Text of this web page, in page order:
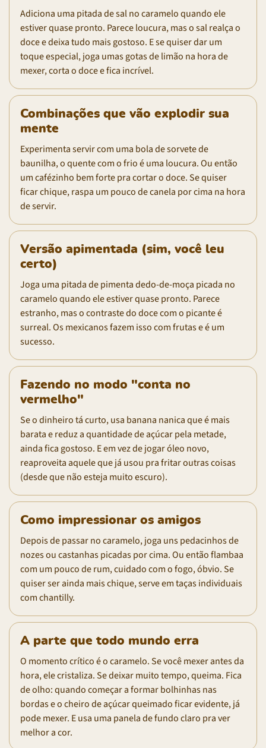
Adiciona uma pitada de sal no caramelo quando ele
estiver quase pronto. Parece loucura, mas o sal realça o
doce e deixa tudo mais gostoso. E se quiser dar um
toque especial, joga umas gotas de limão na hora de
mexer, corta o doce e fica incrível.
Combinações que vão explodir sua
mente
Experimenta servir com uma bola de sorvete de
baunilha, o quente com o frio é uma loucura. Ou então
um cafézinho bem forte pra cortar o doce. Se quiser
ficar chique, raspa um pouco de canela por cima na hora
de servir.
Versão apimentada (sim, você leu
certo)
Joga uma pitada de pimenta dedo-de-moça picada no
caramelo quando ele estiver quase pronto. Parece
estranho, mas o contraste do doce com o picante é
surreal. Os mexicanos fazem isso com frutas e é um
sucesso.
Fazendo no modo "conta no
vermelho"
Se o dinheiro tá curto, usa banana nanica que é mais
barata e reduz a quantidade de açúcar pela metade,
ainda fica gostoso. E em vez de jogar óleo novo,
reaproveita aquele que já usou pra fritar outras coisas
(desde que não esteja muito escuro).
Como impressionar os amigos
Depois de passar no caramelo, joga uns pedacinhos de
nozes ou castanhas picadas por cima. Ou então flambaa
com um pouco de rum, cuidado com o fogo, óbvio. Se
quiser ser ainda mais chique, serve em taças individuais
com chantilly.
A parte que todo mundo erra
O momento crítico é o caramelo. Se você mexer antes da
hora, ele cristaliza. Se deixar muito tempo, queima. Fica
de olho: quando começar a formar bolhinhas nas
bordas e o cheiro de açúcar queimado ficar evidente, já
pode mexer. E usa uma panela de fundo claro pra ver
melhor a cor.